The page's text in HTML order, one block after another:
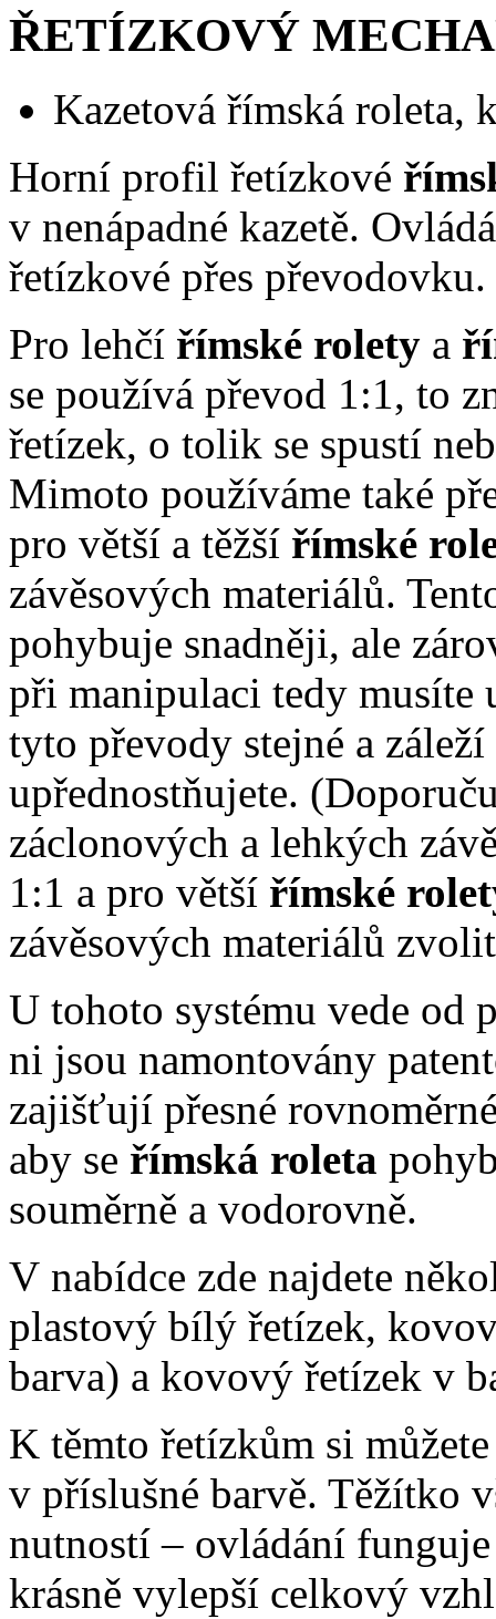
ŘETÍZKOVÝ
Kazetová římská roleta,
Horní profil řetízkové
v nenápadné kazetě.
řetízkové přes převodovku.
Pro lehčí římské rolety a
se používá převod 1:1, to
řetízek, o tolik se spustí
Mimoto používáme také
pro větší a těžší římské
závěsových materiálů.
pohybuje snadněji, ale
při manipulaci tedy musíte
tyto převody stejné a
upřednostňujete.
záclonových a lehkých
1:1 a pro větší římské
závěsových materiálů
U tohoto systému vede od
ni jsou namontovány
zajišťují přesné
aby se římská roleta
souměrně a vodorovně.
V nabídce zde najdete
plastový bílý řetízek,
barva) a kovový řetízek v
K těmto řetízkům si
v příslušné barvě. Těžítko
nutností – ovládání
krásně vylepší celkový